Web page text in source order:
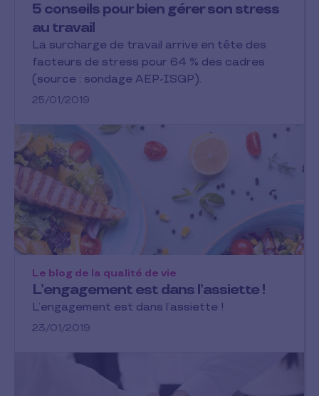
5 conseils pour bien gérer son stress
au travail
La surcharge de travail arrive en tête des
facteurs de stress pour 64 % des cadres
(source : sondage AEP-ISGP).
25/01/2019
L’engagement est dans l’assiette !
Le blog de la qualité de vie
L’engagement est dans l’assiette !
23/01/2019